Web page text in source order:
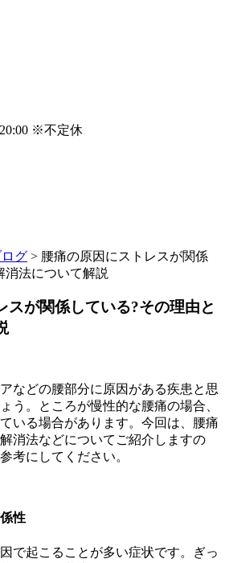
※不定休
グ > 腰痛の原因にストレスが関係
消法について解説
スが関係している?その理由と
などの腰部分に原因がある疾患と思
う。ところが慢性的な腰痛の場合、
いる場合があります。今回は、腰痛
消法などについてご紹介しますの
考にしてください。
性
で起こることが多い症状です。ぎっ